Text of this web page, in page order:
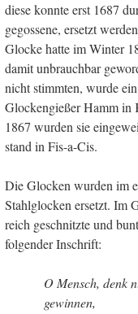
diese konnte erst 1687
gegossene, ersetzt
Glocke hatte im Winter
damit unbrauchbar
nicht stimmten, wurde
Glockengießer Hamm in
1867 wurden sie
stand in Fis-a-Cis.
Die Glocken wurden im
Stahlglocken ersetzt. Im
reich geschnitzte und
folgender Inschrift:
O Mensch, denk
gewinnen,